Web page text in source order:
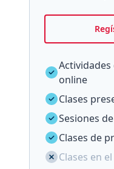
online
Clases
Sesiones
Clases de
Clases en